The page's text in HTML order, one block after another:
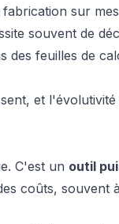
sur
souvent de
des feuilles de
et l'évolutivité
C'est un outil
coûts, souvent